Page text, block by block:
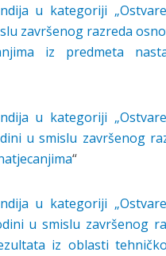
u kategoriji
završenog razreda
iz predmeta
u kategoriji
u smislu završenog
“
u kategoriji
u smislu završenog
iz oblasti